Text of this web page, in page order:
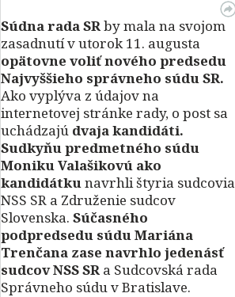
Súdna rada SRby mala na svojom
zasadnutí v utorok 11. augusta
opätovne voliť nového predsedu
Najvyššieho správneho súdu SR.
Ako vyplýva z údajov na
internetovej stránke rady, o post sa
uchádzajú dvaja kandidáti.
Sudkyňu predmetného súdu
Moniku Valašikovú ako
kandidátkunavrhli štyria sudcovia
NSS SR a Združenie sudcov
Slovenska. Súčasného
podpredsedu súdu Mariána
Trenčana zase navrhlo jedenásť
sudcov NSS SR a Sudcovská rada
Správneho súdu v Bratislave.